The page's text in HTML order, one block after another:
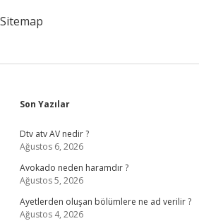
Sitemap
Sidebar
Son Yazılar
Dtv atv AV nedir ?
Ağustos 6, 2026
Avokado neden haramdır ?
Ağustos 5, 2026
Ayetlerden oluşan bölümlere ne ad verilir ?
Ağustos 4, 2026